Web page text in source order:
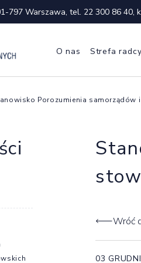
797 Warszawa, tel. 22 300 86 40,
O nas Strefa radcy
Porozumienia samorządów
Wróć
03